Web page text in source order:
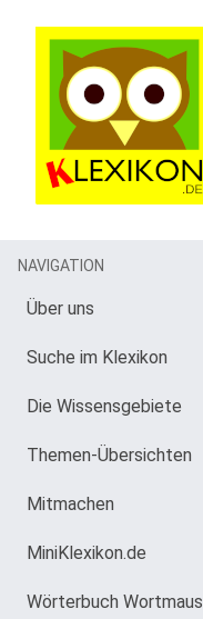
NAVIGATION
Über uns
Suche im Klexikon
Die Wissensgebiete
Themen-Übersichten
Mitmachen
MiniKlexikon.de
Wörterbuch Wortmaus